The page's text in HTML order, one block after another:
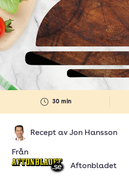
30 min
Recept av Jon Hansson
Från
Aftonbladet